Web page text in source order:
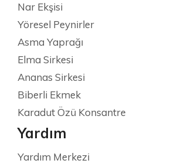
Nar Ekşisi
Yöresel Peynirler
Asma Yaprağı
Elma Sirkesi
Ananas Sirkesi
Biberli Ekmek
Karadut Özü Konsantre
Yardım
Yardım Merkezi